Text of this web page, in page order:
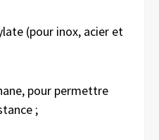
(pour inox, acier et
pour permettre
;